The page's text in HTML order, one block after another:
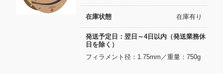
在庫状態 在庫有り
発送予定日：翌日～4日以内（発送業務休
日を除く）
フィラメント径：1.75mm／重量：750g